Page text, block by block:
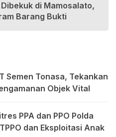
di Mamosalato,
Barang Bukti
Semen Tonasa, Tekankan
Objek Vital
PPA dan PPO Polda
dan Eksploitasi Anak